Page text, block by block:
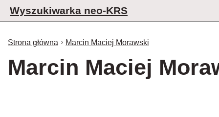
Wyszukiwarka neo-KRS
Strona główna Marcin Maciej Morawski
Marcin Maciej